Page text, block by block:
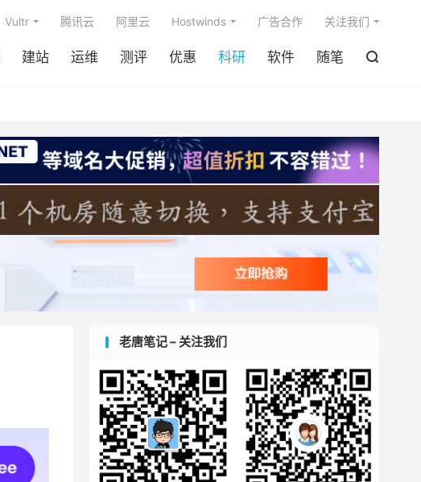
建站 运维 测评 优惠 科研 软件 随笔 
Vultr 腾讯云 阿里云 Hostwinds 广告合作 关注我们
老唐笔记 – 关注我们